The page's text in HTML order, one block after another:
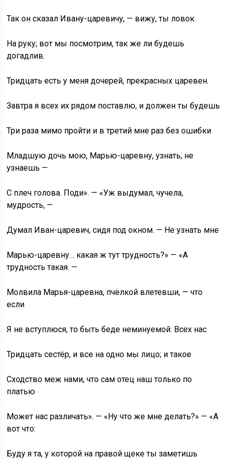
Так он сказал Ивану-царевичу, — вижу, ты ловок
На руку; вот мы посмотрим, так же ли будешь
догадлив.
Тридцать есть у меня дочерей, прекрасных царевен.
Завтра я всех их рядом поставлю, и должен ты будешь
Три раза мимо пройти и в третий мне раз без ошибки
Младшую дочь мою, Марью-царевну, узнать; не
узнаешь —
С плеч голова. Поди». — «Уж выдумал, чучела,
мудрость, —
Думал Иван-царевич, сидя под окном. — Не узнать мне
Марью-царевну… какая ж тут трудность?» — «А
трудность такая. —
Молвила Марья-царевна, пчёлкой влетевши, — что
если
Я не вступлюся, то быть беде неминуемой. Всех нас
Тридцать сестёр, и все на одно мы лицо; и такое
Сходство меж нами, что сам отец наш только по
платью
Может нас различать». — «Ну что же мне делать?» — «А
вот что:
Буду я та, у которой на правой щеке ты заметишь